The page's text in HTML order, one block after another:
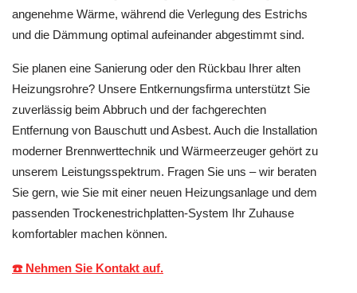
angenehme Wärme, während die Verlegung des Estrichs
und die Dämmung optimal aufeinander abgestimmt sind.
Sie planen eine Sanierung oder den Rückbau Ihrer alten
Heizungsrohre? Unsere Entkernungsfirma unterstützt Sie
zuverlässig beim Abbruch und der fachgerechten
Entfernung von Bauschutt und Asbest. Auch die Installation
moderner Brennwerttechnik und Wärmeerzeuger gehört zu
unserem Leistungsspektrum. Fragen Sie uns – wir beraten
Sie gern, wie Sie mit einer neuen Heizungsanlage und dem
passenden Trockenestrichplatten-System Ihr Zuhause
komfortabler machen können.
☎️ Nehmen Sie Kontakt auf.